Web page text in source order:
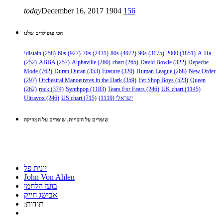
todayDecember 16, 2017 1904 156
הכי פופולרים שלנו
!distain (258) 60s (927) 70s (2431) 80s (4072) 90s (3175) 2000 (1851) A-Ha
(252) ABBA(257) Alphaville (260) chart(265) David Bowie (322) Depeche
Mode (762) Duran Duran (353) Erasure (320) Human League (268) New Order
(297) Orchestral Manoeuvres in the Dark (359) Pet Shop Boys (523) Queen
(262) rock (374) Synthpop (1183) Tears For Fears (246) UK chart(1145)
Ultravox (246) US chart(715) ישראלי (1119)
שומרים על הזכויות, שומרים על המוזיקה
יונית פל
John Von Ahlen
בועז הלחמי
אבישג חייק
:תודות